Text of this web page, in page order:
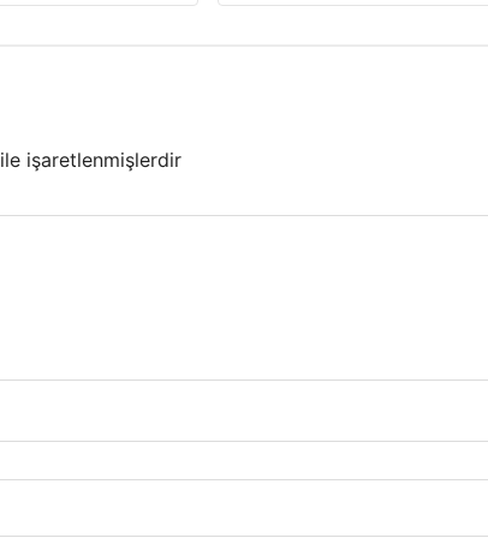
ile işaretlenmişlerdir